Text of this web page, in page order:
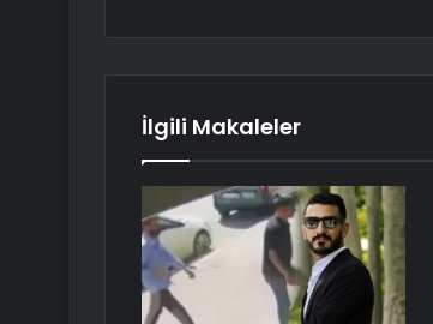
İlgili Makaleler